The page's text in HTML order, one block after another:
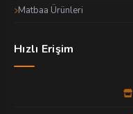
Matbaa Ürünleri
Hızlı Erişim